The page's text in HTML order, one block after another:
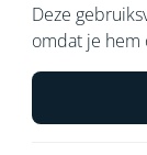
Deze
omdat je hem
op een muur
nodig.
op een